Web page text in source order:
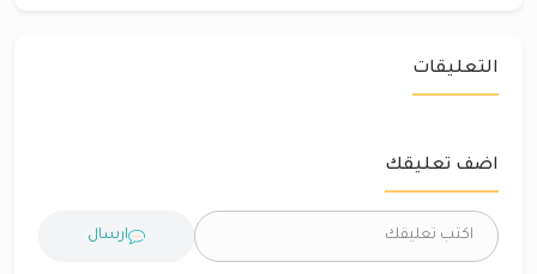
التعليقات
اضف تعليقك
ارسال